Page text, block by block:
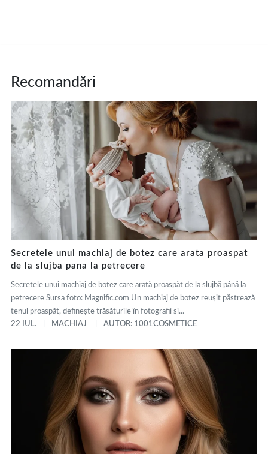
Recomandări
Secretele unui machiaj de botez care arata proaspat
de la slujba pana la petrecere
Secretele unui machiaj de botez care arată proaspăt de la slujbă până la
petrecere Sursa foto: Magnific.com Un machiaj de botez reușit păstrează
tenul proaspăt, definește trăsăturile în fotografii și...
22 IUL.
MACHIAJ AUTOR: 1001COSMETICE